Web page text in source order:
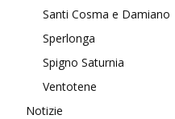
Santi Cosma e Damiano
Sperlonga
Spigno Saturnia
Ventotene
Notizie